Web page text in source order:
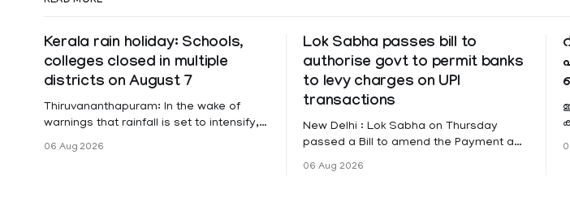
Kerala rain holiday: Schools,
colleges closed in multiple
districts on August 7
Thiruvananthapuram: In the wake of
warnings that rainfall is set to intensify,
a holiday has been declared on
Friday for educational institutions across
06 Aug 2026
Lok Sabha passes bill to
authorise govt to permit banks
to levy charges on UPI
transactions
New Delhi : Lok Sabha on Thursday
passed a Bill to amend the Payment and
Settlement Systems Act, 2007 that
authorises the government to permit
06 Aug 2026